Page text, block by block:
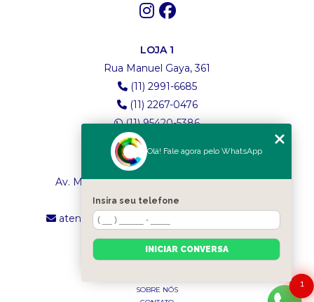
LOJA 1
Rua Manuel Gaya, 361
(11) 2991-6685
(11) 2267-0476
(11) 95420-5386
LOJA 2
Av. Maria Amália Lopes de Azevedo, 4260
(11) 2241-8434
atendimento.classictexturas@outlook.com
MENU
SOBRE NÓS
1
Olá! Fale agora pelo WhatsApp
Insira seu telefone
INICIAR CONVERSA